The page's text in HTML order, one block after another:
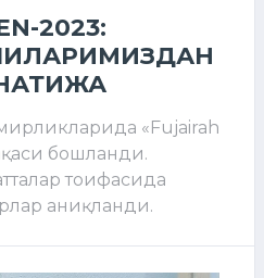
2023:
«Fujairah
бошланди.
тоифасида
аниқланди.